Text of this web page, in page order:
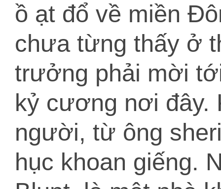
ồ ạt đổ về miền
chưa từng thấy ở
trưởng phải mời
kỷ cương nơi đây.
người, từ ông
hục khoan giếng.